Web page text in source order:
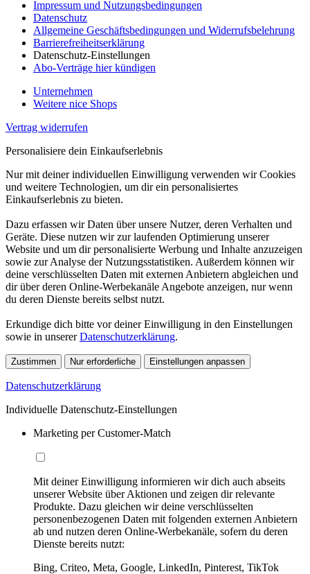
Impressum und Nutzungsbedingungen
Datenschutz
Allgemeine Geschäftsbedingungen und Widerrufsbelehrung
Barrierefreiheitserklärung
Datenschutz-Einstellungen
Abo-Verträge hier kündigen
Unternehmen
Weitere nice Shops
Vertrag widerrufen
Personalisiere dein Einkaufserlebnis
Nur mit deiner individuellen Einwilligung verwenden wir Cookies
und weitere Technologien, um dir ein personalisiertes
Einkaufserlebnis zu bieten.
Dazu erfassen wir Daten über unsere Nutzer, deren Verhalten und
Geräte. Diese nutzen wir zur laufenden Optimierung unserer
Website und um dir personalisierte Werbung und Inhalte anzuzeigen
sowie zur Analyse der Nutzungsstatistiken. Außerdem können wir
deine verschlüsselten Daten mit externen Anbietern abgleichen und
dir über deren Online-Werbekanäle Angebote anzeigen, nur wenn
du deren Dienste bereits selbst nutzt.
Erkundige dich bitte vor deiner Einwilligung in den Einstellungen
sowie in unsererDatenschutzerklärung.
Zustimmen Nur erforderliche Einstellungen anpassen
Datenschutzerklärung
Individuelle Datenschutz-Einstellungen
Marketing per Customer-Match
Mit deiner Einwilligung informieren wir dich auch abseits
unserer Website über Aktionen und zeigen dir relevante
Produkte. Dazu gleichen wir deine verschlüsselten
personenbezogenen Daten mit folgenden externen Anbietern
ab und nutzen deren Online-Werbekanäle, sofern du deren
Dienste bereits nutzt:
Bing, Criteo, Meta, Google, LinkedIn, Pinterest, TikTok